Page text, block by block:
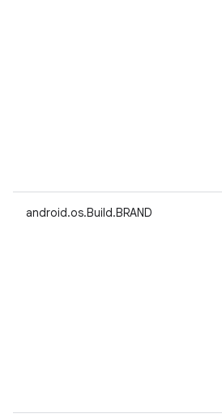
android.os.Build.BRAND